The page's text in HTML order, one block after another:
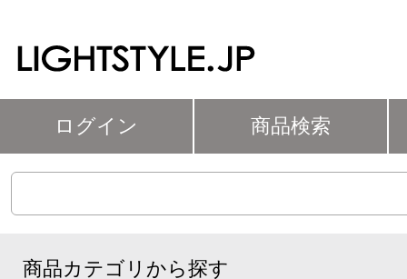
ログイン 商品検索
商品カテゴリから探す